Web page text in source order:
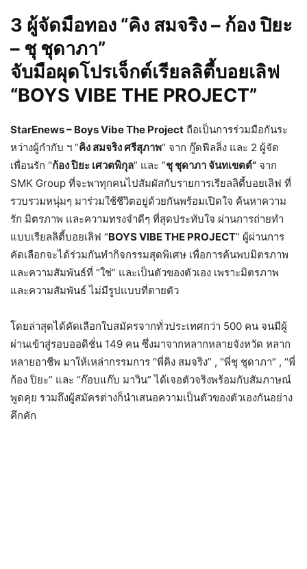
3 ผู้จัดมือทอง “คิง สมจริง – ก้อง ปิยะ
– ชุ ชุดาภา”
จับมือผุดโปรเจ็กต์เรียลลิตี้บอยเลิฟ
“BOYS VIBE THE PROJECT”
StarEnews – Boys Vibe The Project ถือเป็นการร่วมมือกันระ
หว่างผู้กํากับ ฯ “คิง สมจริง ศรีสุภาพ” จาก กู๊ดฟีลลิ่ง และ 2 ผู้จัด
เพื่อนรัก “ก้อง ปิยะ เศวตพิกุล” และ “ชุ ชุดาภา จันทเขตต์” จาก
SMK Group ที่จะพาทุกคนไปสัมผัสกับรายการเรียลลิตี้บอยเลิฟ ที่
รวบรวมหนุ่มๆ มาร่วมใช้ชีวิตอยู่ด้วยกันพร้อมเปิดใจ ค้นหาความ
รัก มิตรภาพ และความทรงจำดีๆ ที่สุดประทับใจ ผ่านการถ่ายทํา
แบบเรียลลิตี้บอยเลิฟ “BOYS VIBE THE PROJECT” ผู้ผ่านการ
คัดเลือกจะได้ร่วมกันทํากิจกรรมสุดพิเศษ เพื่อการค้นพบมิตรภาพ
และความสัมพันธ์ที่ “ใช่” และเป็นตัวของตัวเอง เพราะมิตรภาพ
และความสัมพันธ์ ไม่มีรูปแบบที่ตายตัว
โดยล่าสุดได้คัดเลือกใบสมัครจากทั่วประเทศกว่า 500 คน จนมีผู้
ผ่านเข้าสู่รอบออดิชั่น 149 คน ซึ่งมาจากหลากหลายจังหวัด หลาก
หลายอาชีพ มาให้เหล่ากรรมการ “พี่คิง สมจริง” , “พี่ชุ ชุดาภา” , “พี่
ก้อง ปิยะ” และ “ก๊อบแก๊บ มาวิน” ได้เจอตัวจริงพร้อมกับสัมภาษณ์
พูดคุย รวมถึงผู้สมัครต่างก็นำเสนอความเป็นตัวของตัวเองกันอย่าง
คึกคัก